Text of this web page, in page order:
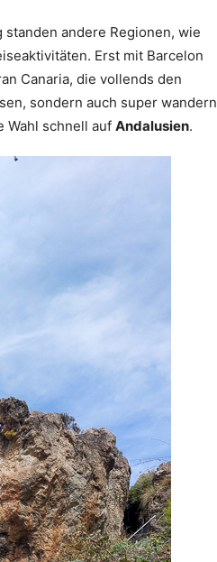
andere Regionen, wie
Erst mit Barcelon
Canaria, die vollends den
sondern auch super wandern
Wahl schnell auf Andalusien.